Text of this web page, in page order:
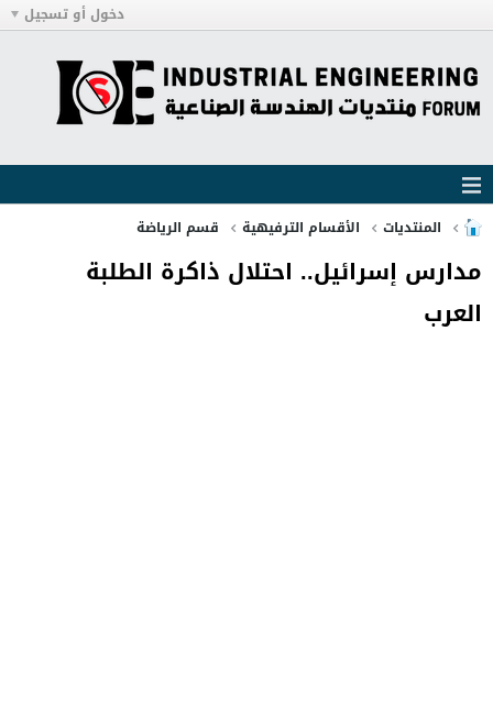
دخول أو تسجيل
المنتديات الأقسام الترفيهية قسم الرياضة
مدارس إسرائيل.. احتلال ذاكرة الطلبة
العرب